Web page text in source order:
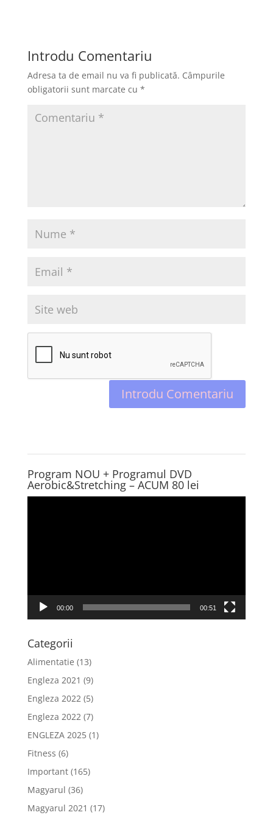
b
o
o
d
o
n
a
z
ă
Introdu Comentariu
Adresa ta de email nu va fi publicată. Câmpurile
obligatorii sunt marcate cu *
Program NOU + Programul DVD
Aerobic&Stretching – ACUM 80 lei
00:00 00:51
Categorii
Alimentatie (13)
Engleza 2021 (9)
Engleza 2022 (5)
Engleza 2022 (7)
ENGLEZA 2025(1)
Fitness (6)
Important(165)
Magyarul (36)
Magyarul 2021 (17)